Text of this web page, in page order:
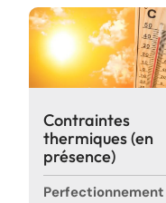
Contraintes
thermiques (en
présence)
Perfectionnement